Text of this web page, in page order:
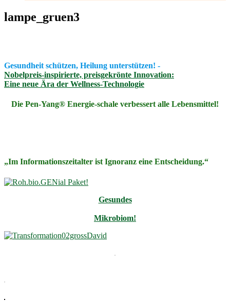
lampe_gruen3
Gesundheit schützen, Heilung unterstützen! -
Nobelpreis-inspirierte, preisgekrönte Innovation:
Eine neue Ära der Wellness-Technologie
Die Pen-Yang® Energie-schale verbessert alle Lebensmittel!
„Im Informationszeitalter ist Ignoranz eine Entscheidung.“
Gesundes
Mikrobiom!